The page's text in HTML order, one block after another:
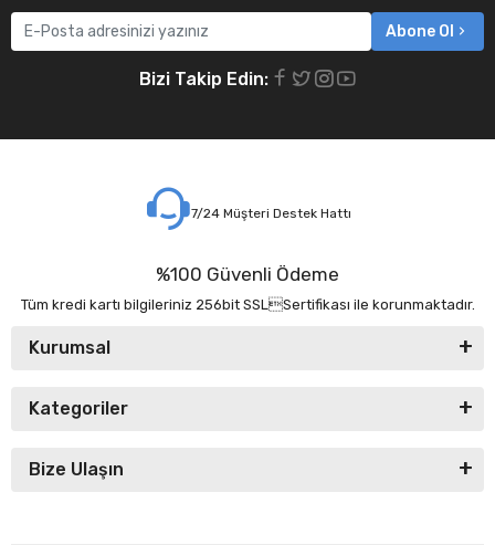
Abone Ol
Bizi Takip Edin:
7/24 Müşteri Destek Hattı
%100 Güvenli Ödeme
Tüm kredi kartı bilgileriniz 256bit SSLSertifikası ile korunmaktadır.
Kurumsal
Kategoriler
Bize Ulaşın